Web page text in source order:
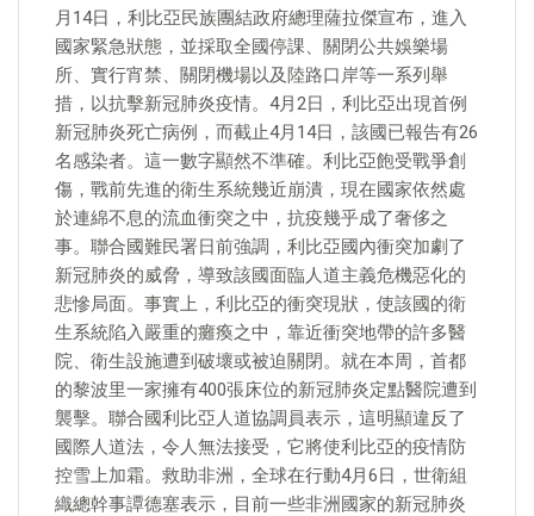
月14日，利比亞民族團結政府總理薩拉傑宣布，進入
國家緊急狀態，並採取全國停課、關閉公共娛樂場
所、實行宵禁、關閉機場以及陸路口岸等一系列舉
措，以抗擊新冠肺炎疫情。4月2日，利比亞出現首例
新冠肺炎死亡病例，而截止4月14日，該國已報告有26
名感染者。這一數字顯然不準確。利比亞飽受戰爭創
傷，戰前先進的衛生系統幾近崩潰，現在國家依然處
於連綿不息的流血衝突之中，抗疫幾乎成了奢侈之
事。聯合國難民署日前強調，利比亞國內衝突加劇了
新冠肺炎的威脅，導致該國面臨人道主義危機惡化的
悲慘局面。事實上，利比亞的衝突現狀，使該國的衛
生系統陷入嚴重的癱瘓之中，靠近衝突地帶的許多醫
院、衛生設施遭到破壞或被迫關閉。就在本周，首都
的黎波里一家擁有400張床位的新冠肺炎定點醫院遭到
襲擊。聯合國利比亞人道協調員表示，這明顯違反了
國際人道法，令人無法接受，它將使利比亞的疫情防
控雪上加霜。救助非洲，全球在行動4月6日，世衛組
織總幹事譚德塞表示，目前一些非洲國家的新冠肺炎